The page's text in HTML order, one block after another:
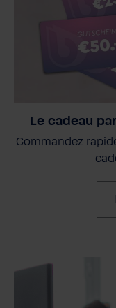
Le cadeau
Commandez